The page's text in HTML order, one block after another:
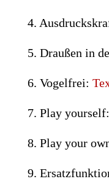
4.
5. Draußen in
6. Vogelfrei:
7. Play yourself:
8. Play your
9.